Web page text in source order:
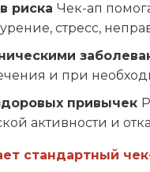
риска Чек-ап
стресс,
и при
привычек
активности и
стандартный